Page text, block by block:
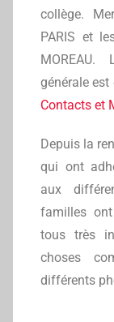
collège.
PARIS et
MOREAU.
générale
Contacts et
Depuis la
qui ont
aux
familles
tous très
choses
différents